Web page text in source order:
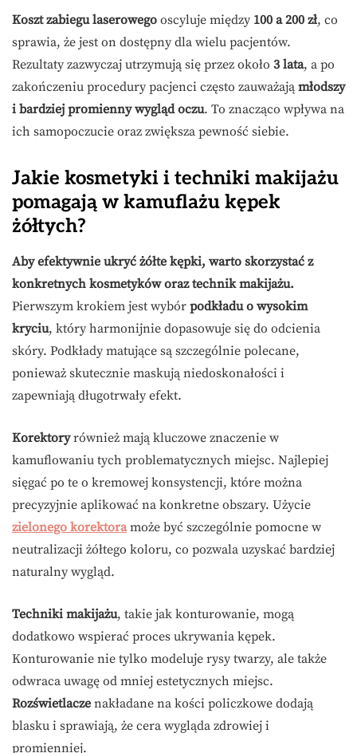
Koszt zabiegu laserowego oscyluje między 100 a 200 zł, co
sprawia, że jest on dostępny dla wielu pacjentów.
Rezultaty zazwyczaj utrzymują się przez około 3 lata, a po
zakończeniu procedury pacjenci często zauważają młodszy
i bardziej promienny wygląd oczu. To znacząco wpływa na
ich samopoczucie oraz zwiększa pewność siebie.
Jakie kosmetyki i techniki makijażu
pomagają w kamuflażu kępek
żółtych?
Aby efektywnie ukryć żółte kępki, warto skorzystać z
konkretnych kosmetyków oraz technik makijażu.
Pierwszym krokiem jest wybór podkładu o wysokim
kryciu, który harmonijnie dopasowuje się do odcienia
skóry. Podkłady matujące są szczególnie polecane,
ponieważ skutecznie maskują niedoskonałości i
zapewniają długotrwały efekt.
Korektoryrównież mają kluczowe znaczenie w
kamuflowaniu tych problematycznych miejsc. Najlepiej
sięgać po te o kremowej konsystencji, które można
precyzyjnie aplikować na konkretne obszary. Użycie
zielonego korektoramoże być szczególnie pomocne w
neutralizacji żółtego koloru, co pozwala uzyskać bardziej
naturalny wygląd.
Techniki makijażu, takie jak konturowanie, mogą
dodatkowo wspierać proces ukrywania kępek.
Konturowanie nie tylko modeluje rysy twarzy, ale także
odwraca uwagę od mniej estetycznych miejsc.
Rozświetlacze nakładane na kości policzkowe dodają
blasku i sprawiają, że cera wygląda zdrowiej i
promienniej.